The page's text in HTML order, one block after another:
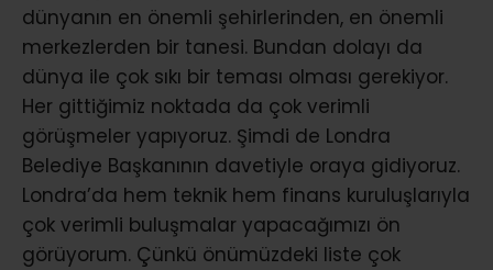
dünyanın en önemli şehirlerinden, en önemli
merkezlerden bir tanesi. Bundan dolayı da
dünya ile çok sıkı bir teması olması gerekiyor.
Her gittiğimiz noktada da çok verimli
görüşmeler yapıyoruz. Şimdi de Londra
Belediye Başkanının davetiyle oraya gidiyoruz.
Londra’da hem teknik hem finans kuruluşlarıyla
çok verimli buluşmalar yapacağımızı ön
görüyorum. Çünkü önümüzdeki liste çok